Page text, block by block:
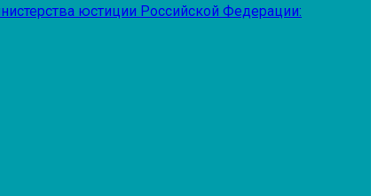
юстиции Российской Федерации: